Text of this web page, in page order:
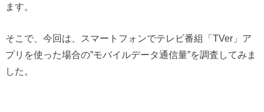
ます。
そこで、今回は、スマートフォンでテレビ番組「TVer」ア
プリを使った場合の”モバイルデータ通信量”を調査してみま
した。